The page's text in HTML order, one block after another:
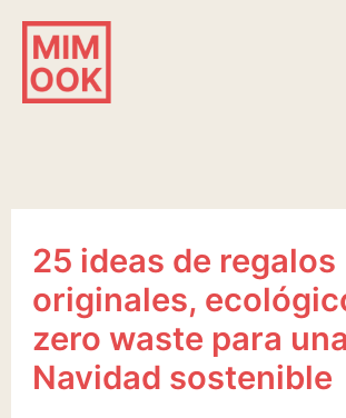
contenido
25 ideas de regalos
originales,
zero waste para una
Navidad sostenible